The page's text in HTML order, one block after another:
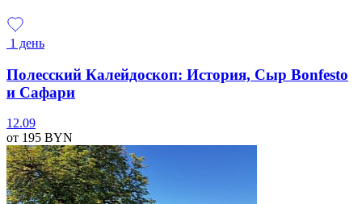
1 день
Полесский Калейдоскоп: История, Сыр Bonfesto
и Сафари
12.09
от 195 BYN